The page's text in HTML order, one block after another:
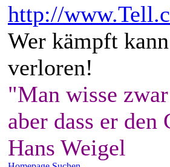
http://
Wer kämpft
verloren!
"Man wisse
aber dass er den
Hans Weigel